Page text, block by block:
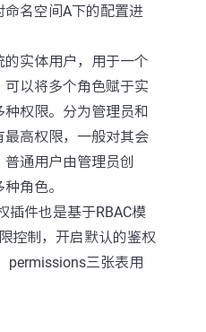
名空间A下的配置进
实体用户，用于一个
以将多个角色赋于实
权限。分为管理员和
高权限，一般对其会
通用户由管理员创
角色。
插件也是基于RBAC模
控制，开启默认的鉴权
permissions三张表用